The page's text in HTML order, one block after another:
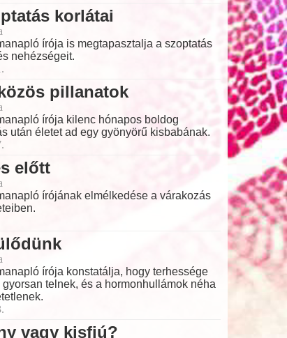
korlátai
írója is megtapasztalja a szoptatás
nehézségeit.
pillanatok
írója kilenc hónapos boldog
után életet ad egy gyönyörű kisbabának.
előtt
írójának elmélkedése a várakozás
írója konstatálja, hogy terhessége
gyorsan telnek, és a hormonhullámok néha
vagy kisfiú?